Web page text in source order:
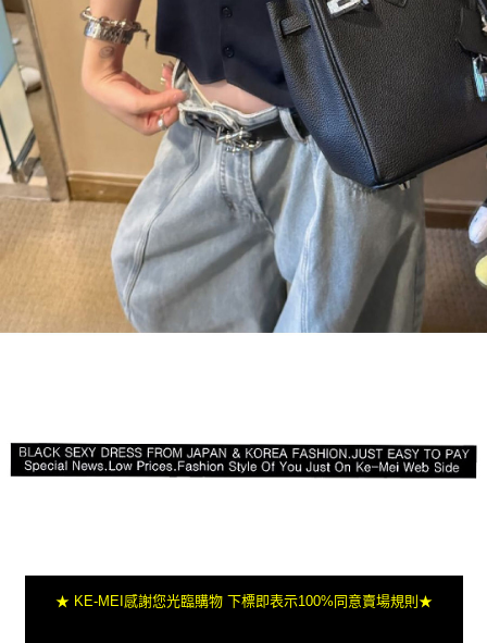
★ KE-MEI感謝您光臨購物 下標即表示100%同意賣場規則★